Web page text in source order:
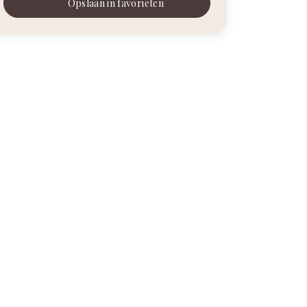
Opslaan in favorieten